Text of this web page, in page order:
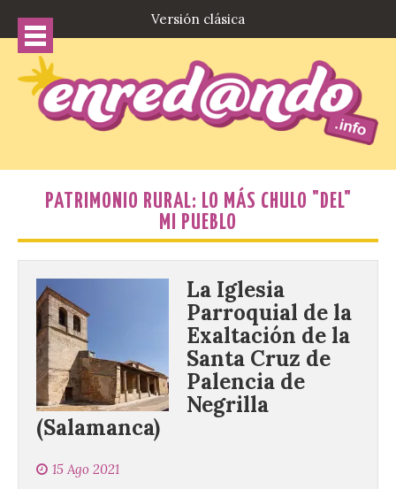
Versión clásica
PATRIMONIO RURAL: LO MÁS CHULO "DEL"
MI PUEBLO
La Iglesia
Parroquial de la
Exaltación de la
Santa Cruz de
Palencia de
Negrilla
(Salamanca)
15 Ago 2021